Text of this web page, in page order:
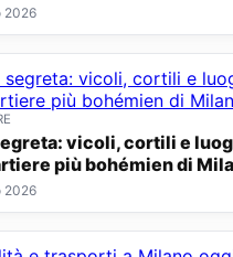
2026
più bohémien di
2026